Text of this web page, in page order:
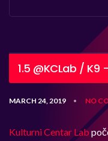
1.5 @KCLab / K9
MARCH 24, 2019 • NO
Kulturni Centar Lab